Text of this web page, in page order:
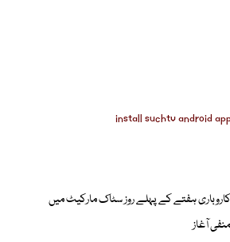
کاروباری ہفتے کے پہلے روز سٹاک مارکیٹ میں
منفی آغاز